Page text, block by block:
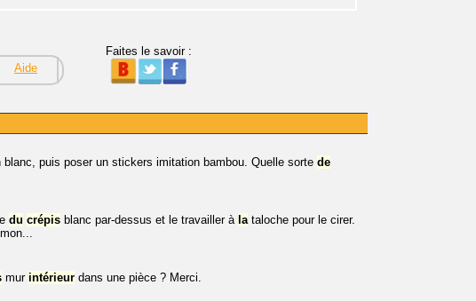
Aide
Faites le savoir :
puis poser un stickers imitation bambou. Quelle sorte de
du crépis blanc par-dessus et le travailler à lataloche pour le cirer.
mur intérieur dans une pièce ? Merci.